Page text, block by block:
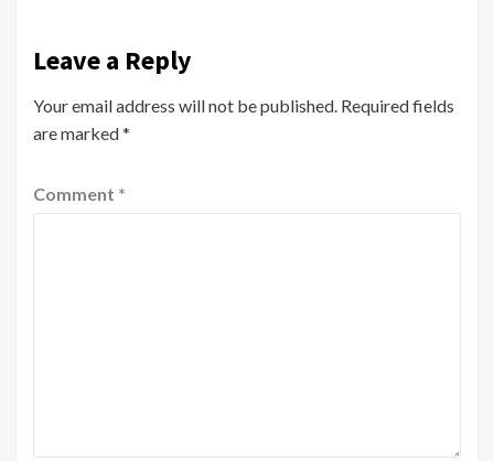
Leave a Reply
Your email address will not be published. Required fields
are marked*
Comment *